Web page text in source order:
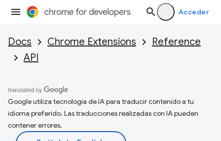
Acceder
Docs Chrome Extensions
Reference
API
Google utiliza tecnología de IA para traducir contenido a tu
idioma preferido. Las traducciones realizadas con IA pueden
contener errores.